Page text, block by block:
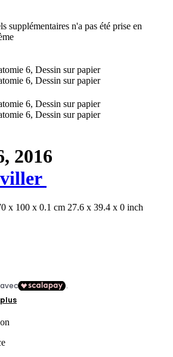
supplémentaires n'a pas été prise en
2016
x 100 x 0.1 cm 27.6 x 39.4 x 0 inch